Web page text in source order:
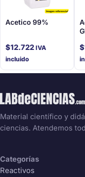
Acetico 99%
$12.722 IVA
incluido
$
Material científico y
ciencias. Atendemos
Categorías
Reactivos